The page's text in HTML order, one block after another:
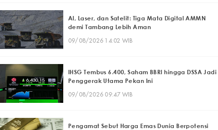
AI, Laser, dan Satelit: Tiga Mata Digital AMMN
demi Tambang Lebih Aman
09/08/2026 14:02 WIB
IHSG Tembus 6.400, Saham BBRI hingga DSSA Jadi
Penggerak Utama Pekan Ini
09/08/2026 09:47 WIB
Pengamat Sebut Harga Emas Dunia Berpotensi